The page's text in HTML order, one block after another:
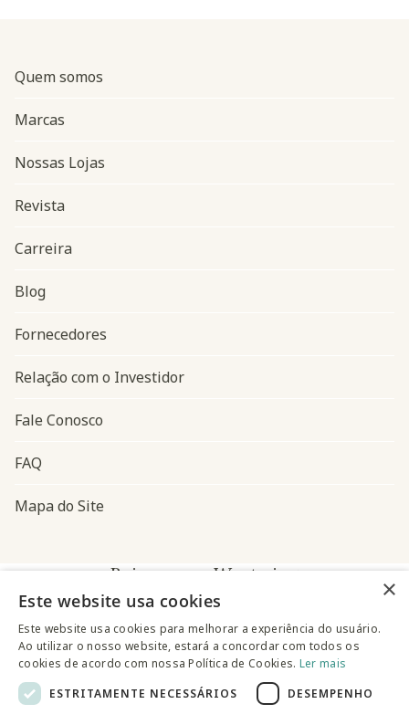
Navegação do rodapé
Quem somos
Marcas
Nossas Lojas
Revista
Carreira
Blog
Fornecedores
Relação com o Investidor
Fale Conosco
FAQ
Mapa do Site
Baixe o app Westwing
×
Este website usa cookies
Este website usa cookies para melhorar a experiência do usuário.
Ao utilizar o nosso website, estará a concordar com todos os
cookies de acordo com nossa Política de Cookies. Ler mais
ESTRITAMENTE NECESSÁRIOS
DESEMPENHO